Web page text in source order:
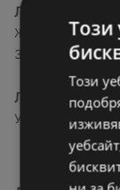
ЛИДЛ
Ж.к. „Сениче“,
3005 Враца
ЛИДЛ
Ул. „Васил
Този
Този